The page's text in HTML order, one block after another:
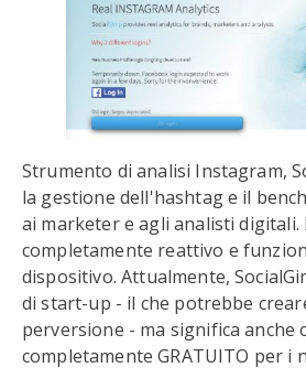
Strumento di analisi Instagram,
la gestione dell'hashtag e il
ai marketer e agli analisti
completamente reattivo e
dispositivo. Attualmente,
di start-up - il che potrebbe
perversione - ma significa anche
completamente GRATUITO per i